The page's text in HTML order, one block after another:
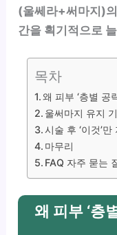
(울쎄라+써마지)
간을 획기적으로
목차
왜 피부 ‘층별 공
울써마지 유지
시술 후 ‘이것’
마무리
FAQ 자주 묻는
왜 피부 ‘층